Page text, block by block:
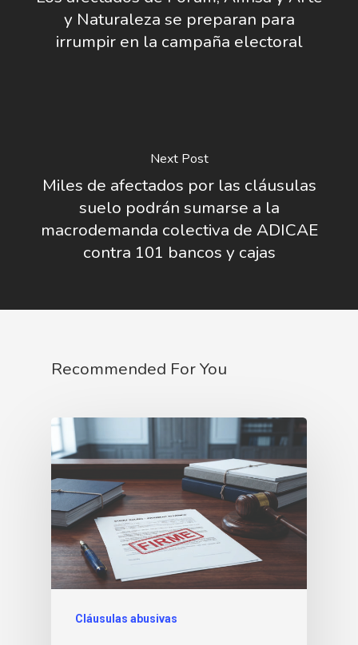
y Naturaleza se preparan para
irrumpir en la campaña electoral
Next Post
Miles de afectados por las cláusulas
suelo podrán sumarse a la
macrodemanda colectiva de ADICAE
contra 101 bancos y cajas
Recommended For You
Cláusulas abusivas